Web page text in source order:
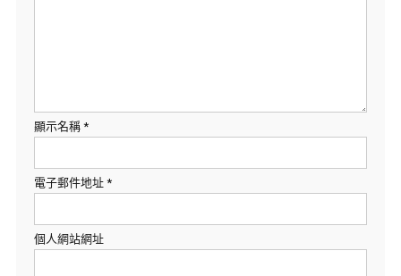
顯示名稱 *
電子郵件地址 *
個人網站網址